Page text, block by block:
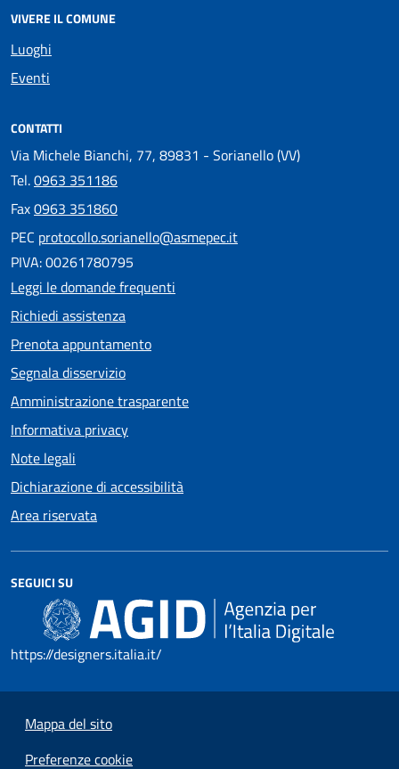
VIVERE IL COMUNE
Luoghi
Eventi
CONTATTI
Via Michele Bianchi, 77, 89831 - Sorianello (VV)
Tel.0963 351186
Fax0963 351860
PEC protocollo.sorianello@asmepec.it
PIVA: 00261780795
Leggi le domande frequenti
Richiedi assistenza
Prenota appuntamento
Segnala disservizio
Amministrazione trasparente
Informativa privacy
Note legali
Dichiarazione di accessibilità
Area riservata
SEGUICI SU
https://designers.italia.it/
Mappa del sito
Preferenze cookie